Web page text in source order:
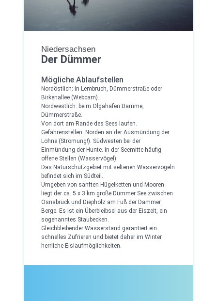
Niedersachsen
Der Dümmer
Mögliche Ablaufstellen
Nordöstlich: in Lembruch, Dümmerstraße oder
Birkenallee (Webcam).
Nordwestlich: beim Olgahafen Damme,
Dümmerstraße.
Von dort am Rande des Sees laufen.
Gefahrenstellen: Norden an der Ausmündung der
Lohne (Strömung!). Südwesten bei der
Einmündung der Hunte. In der Seemitte häufig
offene Stellen (Wasservögel).
Das Naturschutzgebiet mit seltenen Wasservögeln
befindet sich im Südteil.
Umgeben von sanften Hügelketten und Mooren
liegt der ca. 5 x 3 km große Dümmer See zwischen
Osnabrück und Diepholz am Fuß der Dammer
Berge. Es ist ein Überbleibsel aus der Eiszeit, ein
sogenanntes Staubecken.
Gleichbleibender Wasserstand garantiert ein
schnelles Zufrieren und bietet daher im Winter
herrliche Eislaufmöglichkeiten.